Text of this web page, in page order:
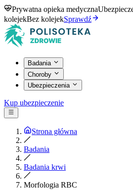
Prywatna opieka medyczna
kolejekBez kolejekSprawdź
Badania
Choroby
Ubezpieczenia
Kup ubezpieczenie
Strona główna
Badania
Badania krwi
Morfologia RBC